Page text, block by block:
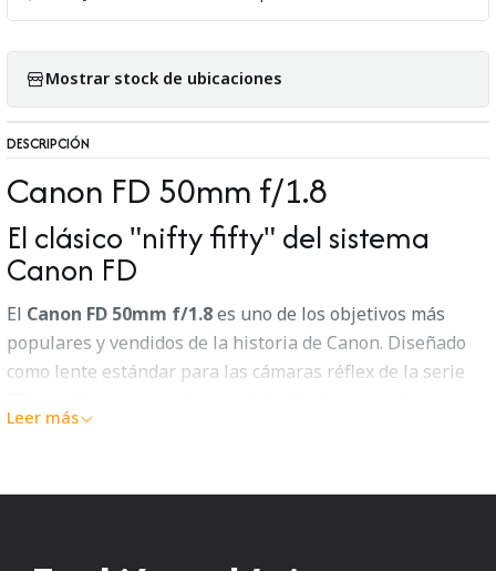
Mostrar stock de ubicaciones
DESCRIPCIÓN
Canon FD 50mm f/1.8
El clásico "nifty fifty" del sistema
Canon FD
El Canon FD 50mm f/1.8es uno de los objetivos más
populares y vendidos de la historia de Canon. Diseñado
como lente estándar para las cámaras réflex de la serie
compacto y gran luminosidad, convirtiéndose en una
grupos
, este lente ofrece imágenes nítidas, colores
Leer más